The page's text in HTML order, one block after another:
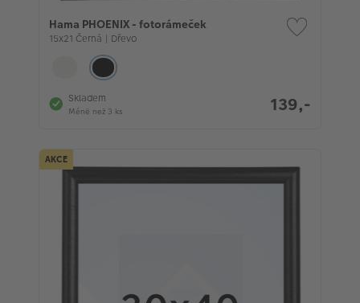
Hama PHOENIX - fotorámeček
15x21 Černá | Dřevo
Skladem
Méně než 3 ks 139,-
AKCE